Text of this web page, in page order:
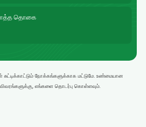
தொகை
சுட்டிக்காட்டும் நோக்கங்களுக்காக மட்டுமே. உண்மையான
விவரங்களுக்கு, எங்களை தொடர்பு கொள்ளவும்.